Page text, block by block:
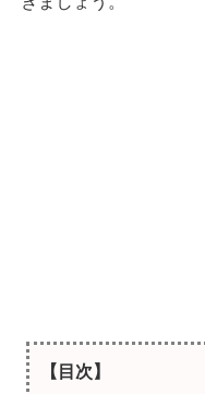
【目次】